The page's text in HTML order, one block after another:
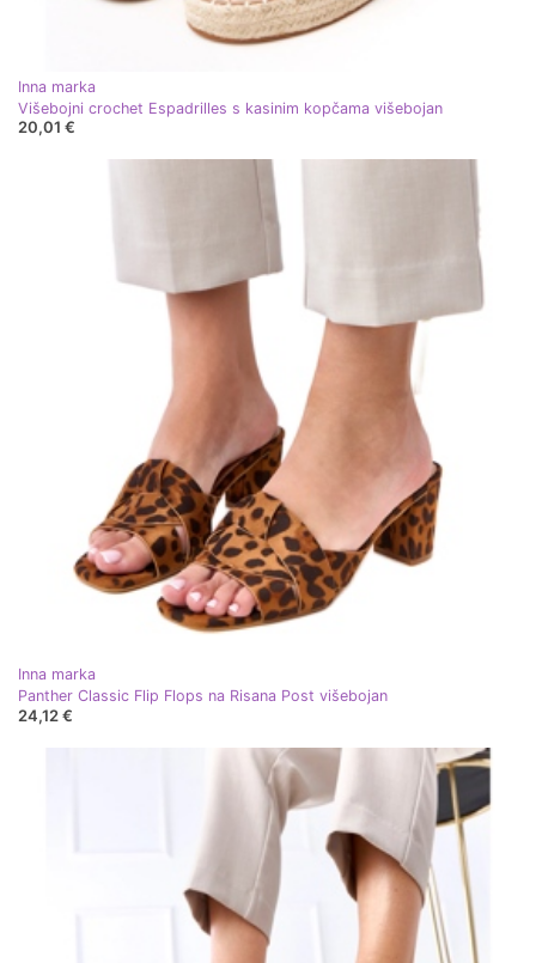
Inna marka
Višebojni crochet Espadrilles s kasinim kopčama višebojan
20,01 €
Inna marka
Panther Classic Flip Flops na Risana Post višebojan
24,12 €